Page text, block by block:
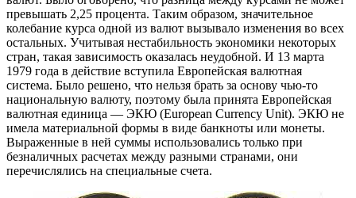
превышать 2,25 процента. Таким образом, значительное
колебание курса одной из валют вызывало изменения во всех
остальных. Учитывая нестабильность экономики некоторых
стран, такая зависимость оказалась неудобной. И 13 марта
1979 года в действие вступила Европейская валютная
система. Было решено, что нельзя брать за основу чью-то
национальную валюту, поэтому была принята Европейская
валютная единица — ЭКЮ (European Currency Unit). ЭКЮ не
имела материальной формы в виде банкноты или монеты.
Выраженные в ней суммы использовались только при
безналичных расчетах между разными странами, они
перечислялись на специальные счета.